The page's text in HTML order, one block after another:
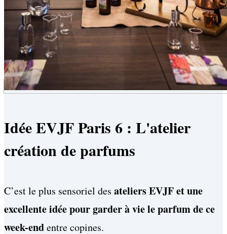
Idée EVJF Paris 6 : L'atelier
création de parfums
C’est le plus sensoriel des ateliers EVJF et une
excellente idée pour garder à vie le parfum de ce
week-endentre copines.